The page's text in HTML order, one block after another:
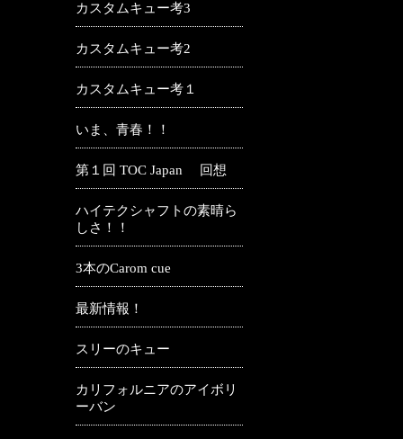
カスタムキュー考3
カスタムキュー考2
カスタムキュー考１
いま、青春！！
第１回 TOC Japan 回想
ハイテクシャフトの素晴ら
しさ！！
3本のCarom cue
最新情報！
スリーのキュー
カリフォルニアのアイボリ
ーバン